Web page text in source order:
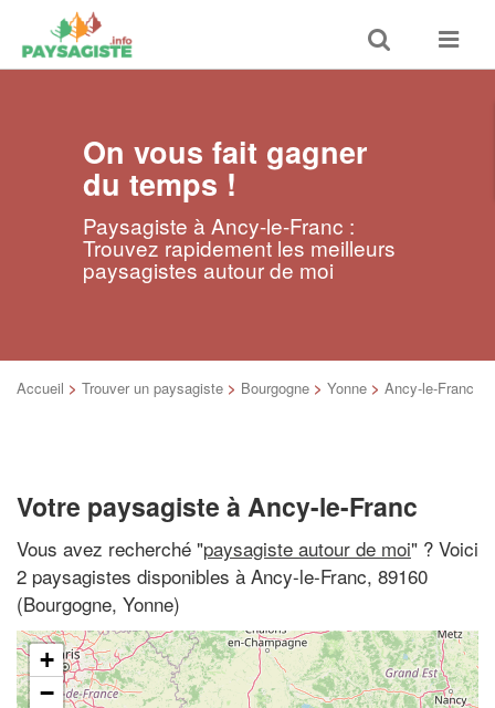
Toggle
search
Toggle
On vous fait gagner
du temps !
Paysagiste à Ancy-le-Franc :
Trouvez rapidement les meilleurs
paysagistes autour de moi
Accueil > Trouver un paysagiste > Bourgogne > Yonne > Ancy-le-Franc
Votre paysagiste à Ancy-le-Franc
Vous avez recherché "paysagiste autour de moi" ? Voici
2 paysagistes disponibles à Ancy-le-Franc, 89160
(Bourgogne, Yonne)
+
−